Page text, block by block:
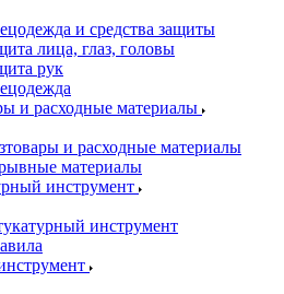
и средства защиты
лица, глаз, головы
рук
и расходные материалы
и расходные материалы
материалы
инструмент
инструмент